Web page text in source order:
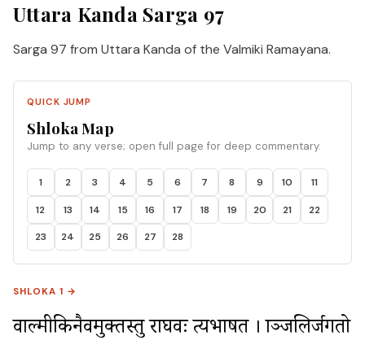
Uttara Kanda Sarga 97
Sarga 97 from Uttara Kanda of the Valmiki Ramayana.
QUICK JUMP
Shloka Map
Jump to any verse; open full page for deep commentary.
1 2 3 4 5 6 7 8 9 10 11
12 13 14 15 16 17 18 19 20 21 22
23 24 25 26 27 28
SHLOKA 1 →
वाल्मीकिनैवमुक्तस्तु राघवः प्रत्यभाषत । प्राञ्जलिर्जगतो